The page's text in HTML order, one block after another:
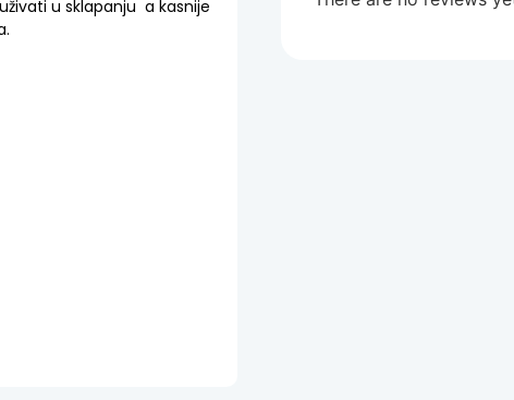
u sklapanju a kasnije